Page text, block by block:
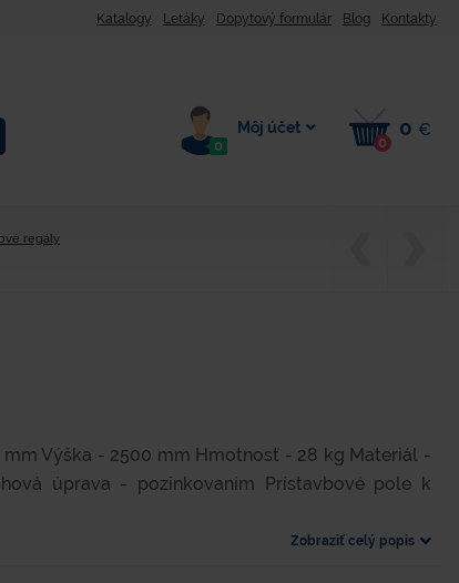
Katalogy Letáky Dopytový formulár Blog Kontakty
0
Môj účet
0
0 €
regály
Výška - 2500 mm Hmotnosť - 28 kg Materiál -
úprava - pozinkovaním Prístavbové pole k
Zobraziť celý popis